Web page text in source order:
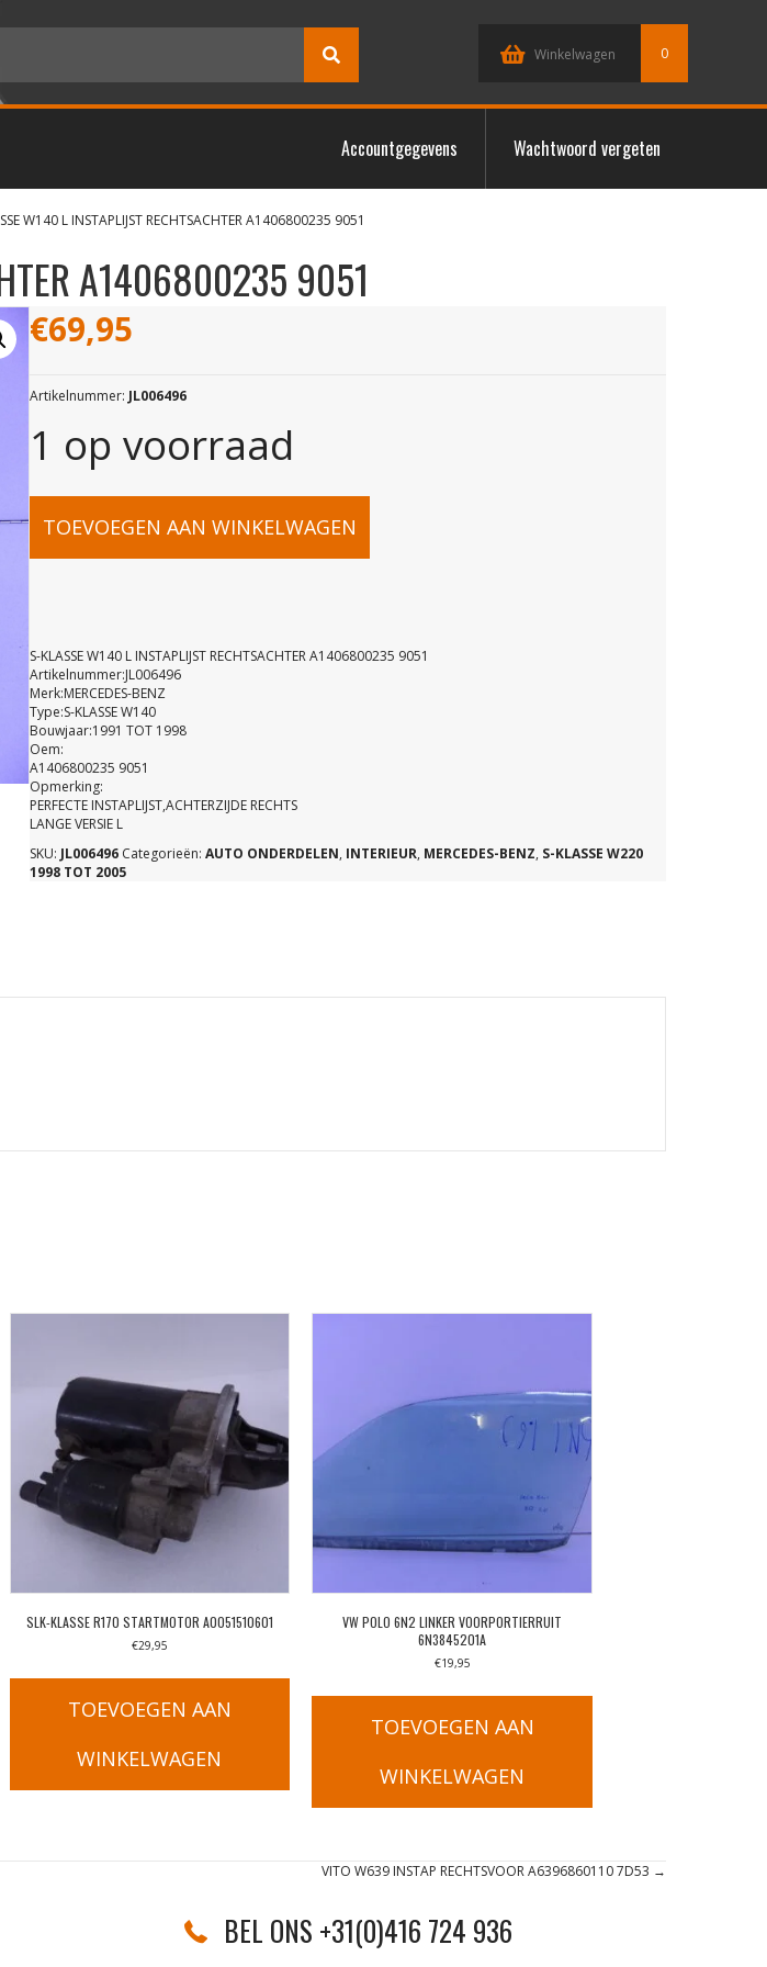
Winkelwagen 0
Accountgegevens Wachtwoord vergeten
W140 L INSTAPLIJST RECHTSACHTER A1406800235 9051
A1406800235 9051
€69,95
Artikelnummer: JL006496
1 op voorraad
S-
W140
L
INSTAPLIJST
RECHTSACHTER
TOEVOEGEN AAN WINKELWAGEN
S-KLASSE W140 L INSTAPLIJST RECHTSACHTER A1406800235 9051
Artikelnummer:JL006496
Merk:MERCEDES-BENZ
Type:S-KLASSE W140
Bouwjaar:1991 TOT 1998
Oem:
A1406800235 9051
Opmerking:
PERFECTE INSTAPLIJST,ACHTERZIJDE RECHTS
LANGE VERSIE L
SKU: JL006496 Categorieën: AUTO ONDERDELEN, INTERIEUR, MERCEDES-BENZ, S-KLASSE W220
1998 TOT 2005
SLK-KLASSE R170 STARTMOTOR A0051510601
€29,95
TOEVOEGEN AAN
WINKELWAGEN
VW POLO 6N2 LINKER VOORPORTIERRUIT
6N3845201A
€19,95
TOEVOEGEN AAN
WINKELWAGEN
VITO W639 INSTAP RECHTSVOOR A6396860110 7D53 →
BEL ONS +31(0)416 724 936